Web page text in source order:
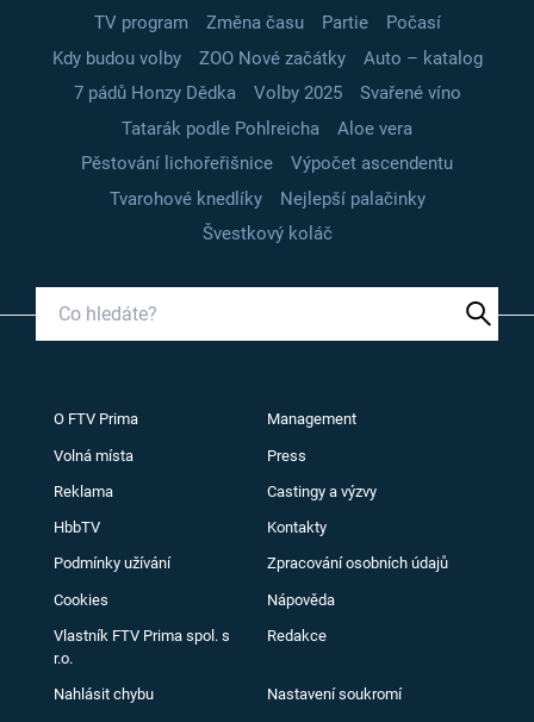
TV program
Změna času Partie
Počasí
Kdy budou volby
ZOO Nové začátky
Auto – katalog
7 pádů Honzy Dědka
Volby 2025
Svařené víno
Tatarák podle Pohlreicha
Aloe vera
Pěstování lichořeřišnice
Výpočet ascendentu
Tvarohové knedlíky
Nejlepší palačinky
Švestkový koláč
O FTV Prima Management
Volná místa Press
Reklama Castingy a výzvy
HbbTV Kontakty
Podmínky užívání Zpracování osobních údajů
Cookies Nápověda
Vlastník FTV Prima spol. s
r.o.
Redakce
Nahlásit chybu Nastavení soukromí